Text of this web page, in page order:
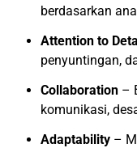
berdasarkan
Attention to
penyuntingan,
Collaboration –
komunikasi,
Adaptability –